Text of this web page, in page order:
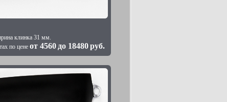
клинка 31 мм.
по цене от 4560 до 18480руб.